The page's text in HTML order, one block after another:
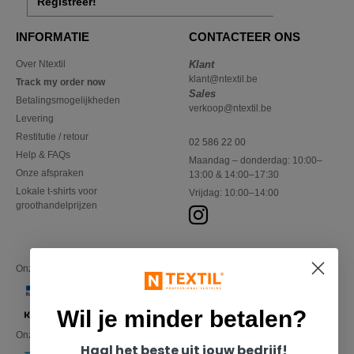
INFORMATIE
Over Ntextil
Track my order now
Betalingsmogelijkheden
Levering
Restitutie / retour
Help & FAQs
Onze afspraken
Lokale t-shirts voor
groothandelprijzen
CONTACTEER ONS
Klant
klant@ntextil.be
Sales
verkoop@ntextil.be
02 586 22 00
Maandag – donderdag: 10:00–
13:00 & 14:00–17:30
Vrijdag: 10:00–14:00
Onze financiële partners
Onze transporteurs
Wil je minder betalen?